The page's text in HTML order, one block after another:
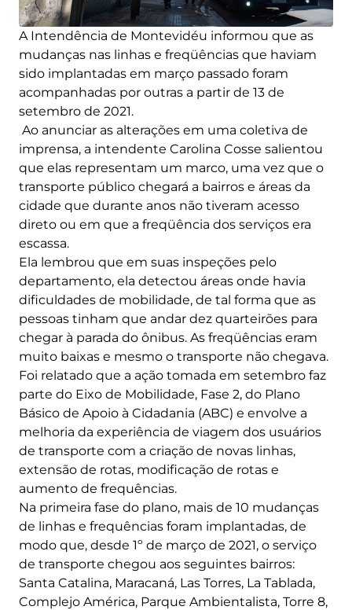
A Intendência de Montevidéu informou que as
mudanças nas linhas e freqüências que haviam
sido implantadas em março passado foram
acompanhadas por outras a partir de 13 de
setembro de 2021.
Ao anunciar as alterações em uma coletiva de
imprensa, a intendente Carolina Cosse salientou
que elas representam um marco, uma vez que o
transporte público chegará a bairros e áreas da
cidade que durante anos não tiveram acesso
direto ou em que a freqüência dos serviços era
escassa.
Ela lembrou que em suas inspeções pelo
departamento, ela detectou áreas onde havia
dificuldades de mobilidade, de tal forma que as
pessoas tinham que andar dez quarteirões para
chegar à parada do ônibus. As freqüências eram
muito baixas e mesmo o transporte não chegava.
Foi relatado que a ação tomada em setembro faz
parte do Eixo de Mobilidade, Fase 2, do Plano
Básico de Apoio à Cidadania (ABC) e envolve a
melhoria da experiência de viagem dos usuários
de transporte com a criação de novas linhas,
extensão de rotas, modificação de rotas e
aumento de frequências.
Na primeira fase do plano, mais de 10 mudanças
de linhas e frequências foram implantadas, de
modo que, desde 1º de março de 2021, o serviço
de transporte chegou aos seguintes bairros:
Santa Catalina, Maracaná, Las Torres, La Tablada,
Complejo América, Parque Ambientalista, Torre 8,